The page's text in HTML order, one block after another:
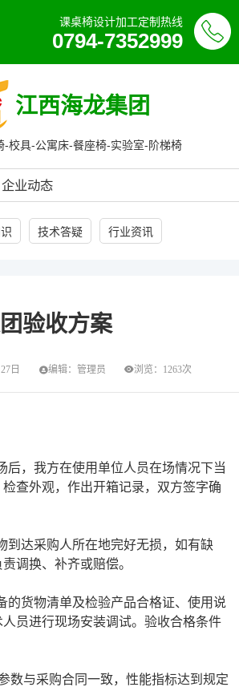
课桌椅设计加工定制热线
0794-7352999
江西海龙集团
-校具-公寓床-餐座椅-实验室-阶梯椅
企业动态
技术答疑 行业资讯
验收方案
日 编辑：管理员 浏览：1263次
，我方在使用单位人员在场情况下当
查外观，作出开箱记录，双方签字确
达采购人所在地完好无损，如有缺
调换、补齐或赔偿。
货物清单及检验产品合格证、使用说
员进行现场安装调试。验收合格条件
与采购合同一致，性能指标达到规定